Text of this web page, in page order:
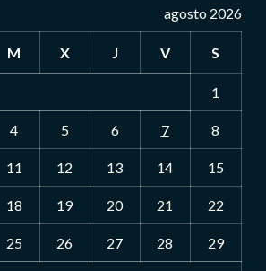
agosto 2026
M X J V S
1
4 5 6 7 8
11 12 13 14 15
18 19 20 21 22
25 26 27 28 29